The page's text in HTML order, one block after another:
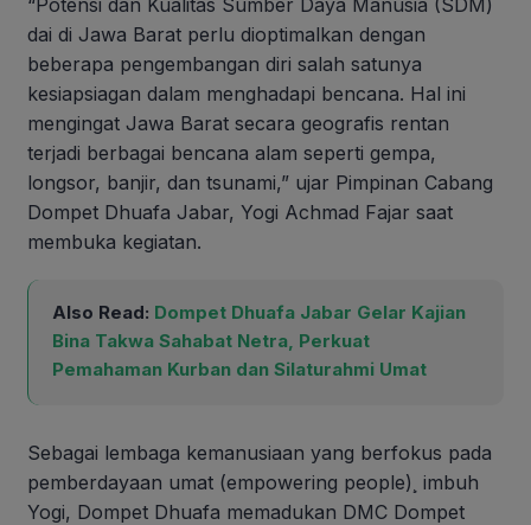
dai di Jawa Barat perlu dioptimalkan dengan
beberapa pengembangan diri salah satunya
kesiapsiagan dalam menghadapi bencana. Hal ini
mengingat Jawa Barat secara geografis rentan
terjadi berbagai bencana alam seperti gempa,
longsor, banjir, dan tsunami,” ujar Pimpinan Cabang
Dompet Dhuafa Jabar, Yogi Achmad Fajar saat
membuka kegiatan.
Also Read: Dompet Dhuafa Jabar Gelar Kajian
Bina Takwa Sahabat Netra, Perkuat
Pemahaman Kurban dan Silaturahmi Umat
Sebagai lembaga kemanusiaan yang berfokus pada
pemberdayaan umat (empowering people)¸ imbuh
Yogi, Dompet Dhuafa memadukan DMC Dompet